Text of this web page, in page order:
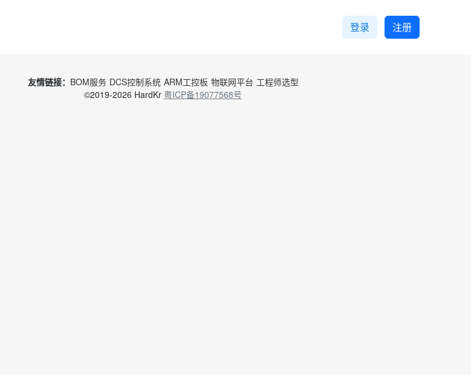
登录 注册
友情链接： BOM服务 DCS控制系统 ARM工控板 物联网平台 工程师选型
©2019-2026 HardKr 粤ICP备19077568号